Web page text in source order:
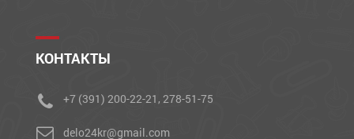
КОНТАКТЫ
+7 (391) 200-22-21, 278-51-75
delo24kr@gmail.com